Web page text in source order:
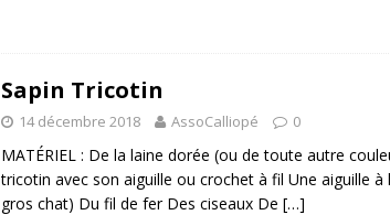
Sapin Tricotin
14 décembre 2018 AssoCalliopé 0
MATÉRIEL : De la laine dorée (ou de toute autre
tricotin avec son aiguille ou crochet à fil Une aiguille à
gros chat) Du fil de fer Des ciseaux De […]